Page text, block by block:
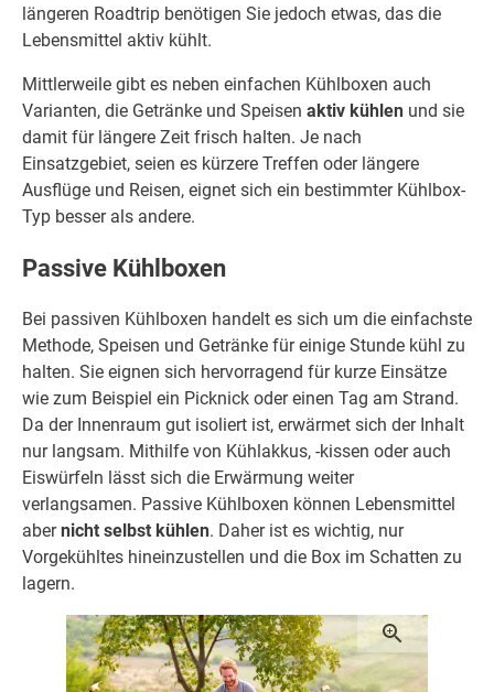
längeren Roadtrip benötigen Sie jedoch etwas, das die
Lebensmittel aktiv kühlt.
Mittlerweile gibt es neben einfachen Kühlboxen auch
Varianten, die Getränke und Speisen aktiv kühlen und sie
damit für längere Zeit frisch halten. Je nach
Einsatzgebiet, seien es kürzere Treffen oder längere
Ausflüge und Reisen, eignet sich ein bestimmter Kühlbox-
Typ besser als andere.
Passive Kühlboxen
Bei passiven Kühlboxen handelt es sich um die einfachste
Methode, Speisen und Getränke für einige Stunde kühl zu
halten. Sie eignen sich hervorragend für kurze Einsätze
wie zum Beispiel ein Picknick oder einen Tag am Strand.
Da der Innenraum gut isoliert ist, erwärmet sich der Inhalt
nur langsam. Mithilfe von Kühlakkus, -kissen oder auch
Eiswürfeln lässt sich die Erwärmung weiter
verlangsamen. Passive Kühlboxen können Lebensmittel
abernicht selbst kühlen. Daher ist es wichtig, nur
Vorgekühltes hineinzustellen und die Box im Schatten zu
lagern.